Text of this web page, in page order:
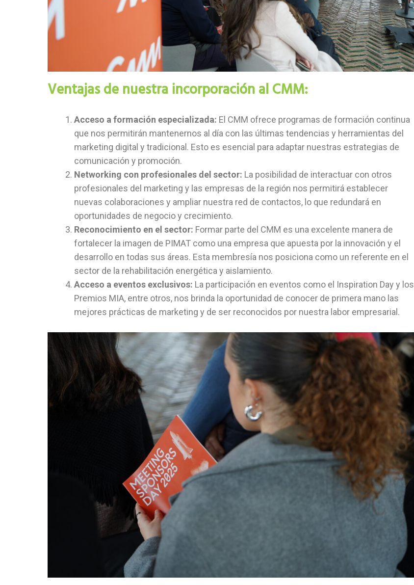
Ventajas de nuestra incorporación al CMM:
Acceso a formación especializada: El CMM ofrece programas de formación continua
que nos permitirán mantenernos al día con las últimas tendencias y herramientas del
marketing digital y tradicional. Esto es esencial para adaptar nuestras estrategias de
comunicación y promoción.
Networking con profesionales del sector: La posibilidad de interactuar con otros
profesionales del marketing y las empresas de la región nos permitirá establecer
nuevas colaboraciones y ampliar nuestra red de contactos, lo que redundará en
oportunidades de negocio y crecimiento.
Reconocimiento en el sector: Formar parte del CMM es una excelente manera de
fortalecer la imagen de PIMAT como una empresa que apuesta por la innovación y el
desarrollo en todas sus áreas. Esta membresía nos posiciona como un referente en el
sector de la rehabilitación energética y aislamiento.
Acceso a eventos exclusivos: La participación en eventos como el Inspiration Day y los
Premios MIA, entre otros, nos brinda la oportunidad de conocer de primera mano las
mejores prácticas de marketing y de ser reconocidos por nuestra labor empresarial.